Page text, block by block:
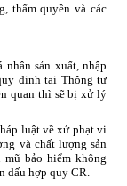
thẩm quyền và các
sản xuất, nhập
định tại Thông tư
quan thì sẽ bị xử lý
luật về xử phạt vi
và chất lượng sản
bảo hiểm không
dấu hợp quy CR.